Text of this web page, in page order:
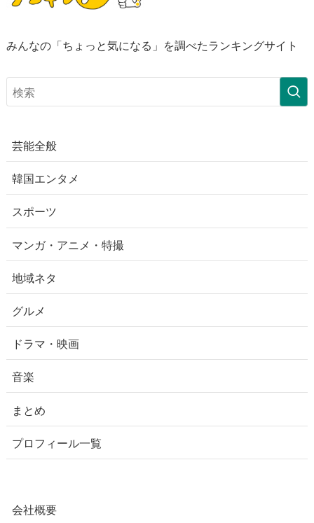
みんなの「ちょっと気になる」を調べたランキングサイト
芸能全般
韓国エンタメ
スポーツ
マンガ・アニメ・特撮
地域ネタ
グルメ
ドラマ・映画
音楽
まとめ
プロフィール一覧
会社概要